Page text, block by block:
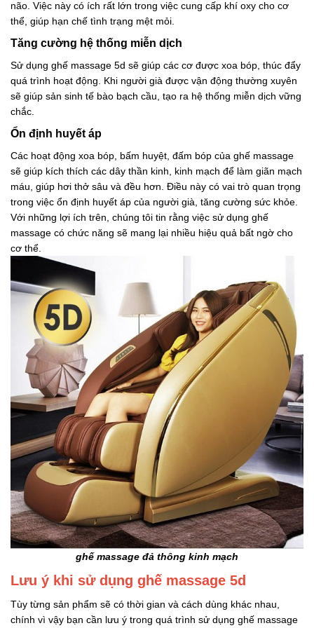
não. Việc này có ích rất lớn trong việc cung cấp khí oxy cho cơ
thể, giúp hạn chế tình trạng mệt mỏi.
Tăng cường hệ thống miễn dịch
Sử dụng ghế massage 5d sẽ giúp các cơ được xoa bóp, thúc đẩy
quá trình hoạt động. Khi người già được vận động thường xuyên
sẽ giúp sản sinh tế bào bạch cầu, tạo ra hệ thống miễn dịch vững
chắc.
Ổn định huyết áp
Các hoạt động xoa bóp, bấm huyệt, đấm bóp của ghế massage
sẽ giúp kích thích các dây thần kinh, kinh mạch để làm giãn mạch
máu, giúp hơi thở sâu và đều hơn. Điều này có vai trò quan trọng
trong việc ổn định huyết áp của người già, tăng cường sức khỏe.
Với những lợi ích trên, chúng tôi tin rằng việc sử dụng ghế
massage có chức năng sẽ mang lại nhiều hiệu quả bất ngờ cho
cơ thể.
ghế massage đả thông kinh mạch
Lưu ý khi sử dụng ghế massage 5d
Tùy từng sản phẩm sẽ có thời gian và cách dùng khác nhau,
chính vì vậy bạn cần lưu ý trong quá trình sử dụng ghế massage